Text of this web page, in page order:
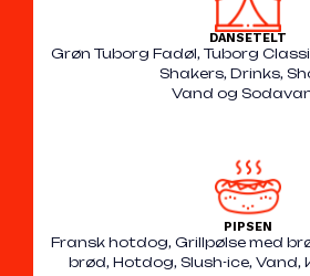
DANSETELT
Grøn Tuborg Fadøl, Tuborg
Shakers, Drinks,
Vand og
PIPSEN
Fransk hotdog, Grillpølse med
brød, Hotdog, Slush-ice, Vand,